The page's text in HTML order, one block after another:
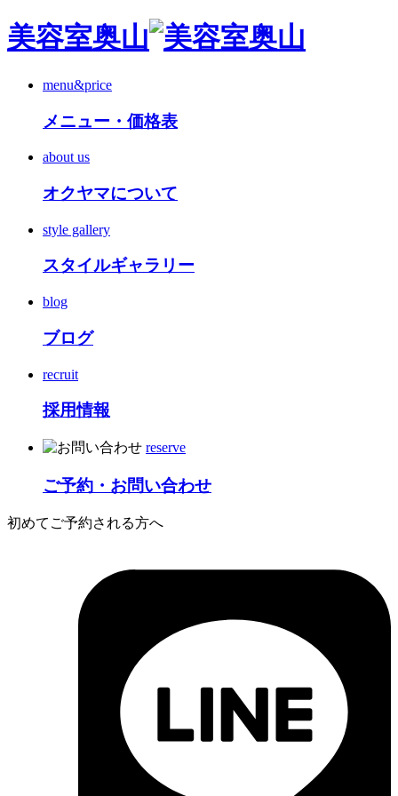
美容室奥山
menu&price
メニュー・価格表
about us
オクヤマについて
style gallery
スタイルギャラリー
blog
ブログ
recruit
採用情報
reserve
ご予約・お問い合わせ
初めてご予約される方へ